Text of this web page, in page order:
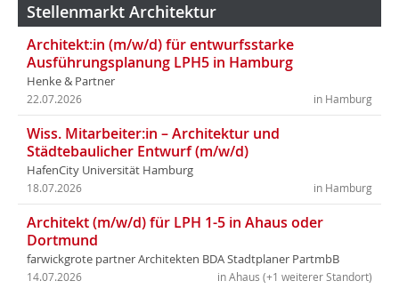
Stellenmarkt Architektur
Architekt:in (m/w/d) für entwurfsstarke
Ausführungsplanung LPH5 in Hamburg
Henke & Partner
in Hamburg
22.07.2026
Wiss. Mitarbeiter:in – Architektur und
Städtebaulicher Entwurf (m/w/d)
HafenCity Universität Hamburg
in Hamburg
18.07.2026
Architekt (m/w/d) für LPH 1-5 in Ahaus oder
Dortmund
farwickgrote partner Architekten BDA Stadtplaner PartmbB
in Ahaus (+1 weiterer Standort)
14.07.2026